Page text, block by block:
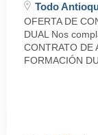
Todo
OFERTA DE
DUAL Nos
CONTRATO DE
FORMACIÓN